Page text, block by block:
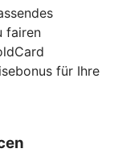
fairen
für Ihre